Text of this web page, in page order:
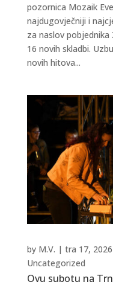
pozornica Mozaik
najdugovječniji i
za naslov
16 novih skladbi.
novih hitova...
Ovu subotu na
by M.V. | tra 17, 2026
Uncategorized